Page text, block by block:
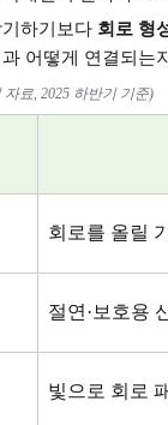
하기보다 회로 형
어떻게 연결되는
자료 , 2025 하반기 기준)
회로를 올릴
절연 · 보호용
빛으로 회로